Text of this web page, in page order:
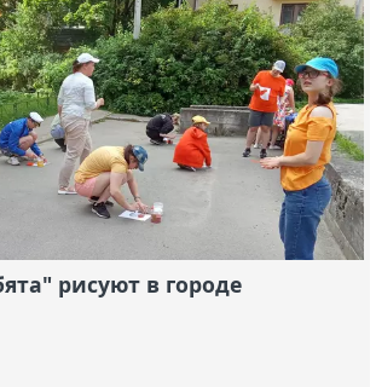
рисуют в городе